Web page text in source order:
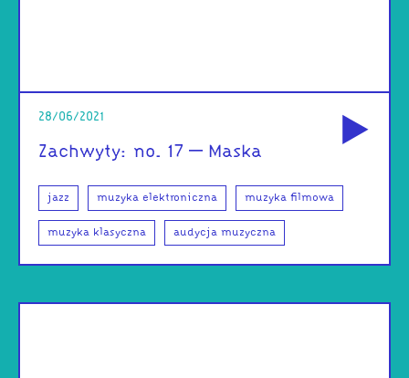
28/06/2021
Zachwyty: no. 17 – Maska
jazz muzyka elektroniczna muzyka filmowa
muzyka klasyczna audycja muzyczna